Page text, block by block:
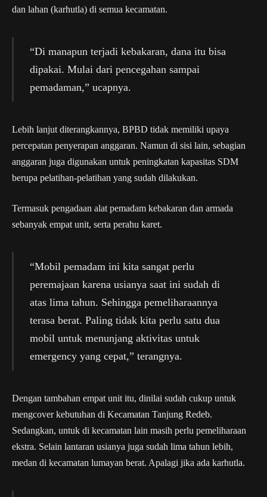
dan lahan (karhutla) di semua kecamatan.
“Di manapun terjadi kebakaran, dana itu bisa
dipakai. Mulai dari pencegahan sampai
pemadaman,” ucapnya.
Lebih lanjut diterangkannya, BPBD tidak memiliki upaya
percepatan penyerapan anggaran. Namun di sisi lain, sebagian
anggaran juga digunakan untuk peningkatan kapasitas SDM
berupa pelatihan-pelatihan yang sudah dilakukan.
Termasuk pengadaan alat pemadam kebakaran dan armada
sebanyak empat unit, serta perahu karet.
“Mobil pemadam ini kita sangat perlu
peremajaan karena usianya saat ini sudah di
atas lima tahun. Sehingga pemeliharaannya
terasa berat. Paling tidak kita perlu satu dua
mobil untuk menunjang aktivitas untuk
emergency yang cepat,” terangnya.
Dengan tambahan empat unit itu, dinilai sudah cukup untuk
mengcover kebutuhan di Kecamatan Tanjung Redeb.
Sedangkan, untuk di kecamatan lain masih perlu pemeliharaan
ekstra. Selain lantaran usianya juga sudah lima tahun lebih,
medan di kecamatan lumayan berat. Apalagi jika ada karhutla.